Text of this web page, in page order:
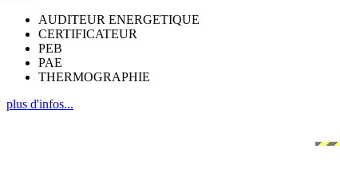
AUDITEUR ENERGETIQUE
CERTIFICATEUR
PEB
PAE
THERMOGRAPHIE
plus d'infos...